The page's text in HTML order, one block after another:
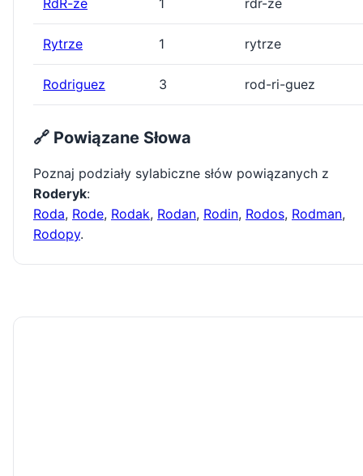
RdR-ze 1 rdr-ze
Rytrze 1 rytrze
Rodriguez 3 rod-ri-guez
🔗 Powiązane Słowa
Poznaj podziały sylabiczne słów powiązanych z
Roderyk:
Roda, Rode, Rodak, Rodan, Rodin, Rodos, Rodman,
Rodopy.